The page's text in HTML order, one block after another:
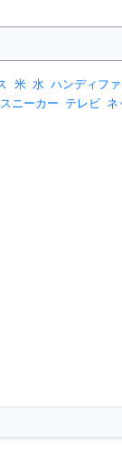
米 水 ハンディフ
スニーカー テレビ ネ